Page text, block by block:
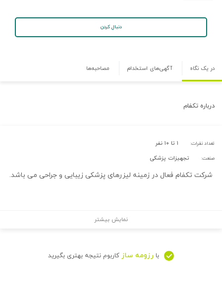
دنبال کردن
در یک نگاه آگهی‌های استخدام مصاحبه‌ها
درباره تکفام
تعداد نفرات: ۱ تا ۱۰ نفر
صنعت: تجهیزات پزشکی
شرکت تکفام فعال در زمینه لیزرهای پزشکی زیبایی و جراحی می باشد.
نمایش بیشتر
با رزومه ساز کاربوم نتیجه بهتری بگیرید